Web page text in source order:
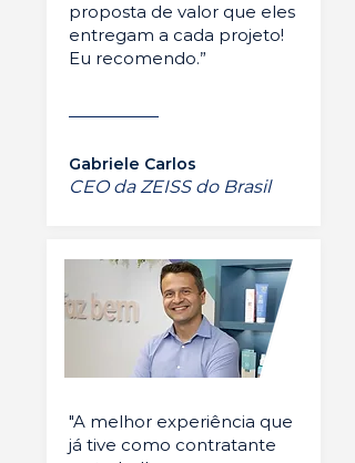
proposta de valor que eles
entregam a cada projeto!
Eu recomendo.”
Gabriele Carlos
CEO da ZEISS do Brasil
"A melhor experiência que
já tive como contratante